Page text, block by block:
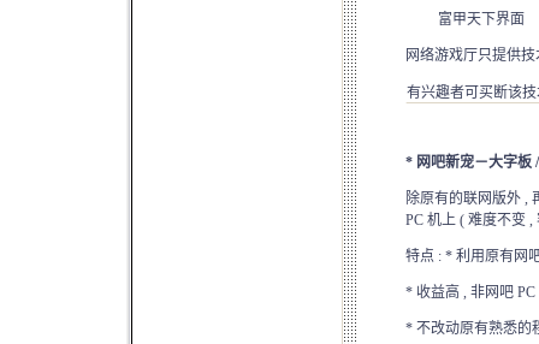
富甲天下界
网络游戏厅只提供
有兴趣者可买断该技
* 网吧新宠－大字板
除原有的联网版外 ,
PC 机上 ( 难度不变
特点 : * 利用原有网
* 收益高 , 非网吧 PC
* 不改动原有熟悉的